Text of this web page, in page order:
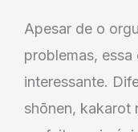
Apesar de o
problemas,
interessante.
shōnen, kakarot